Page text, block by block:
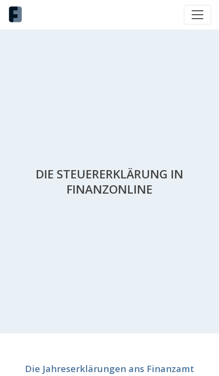
DIE STEUERERKLÄRUNG IN
FINANZONLINE
Die Jahreserklärungen ans Finanzamt